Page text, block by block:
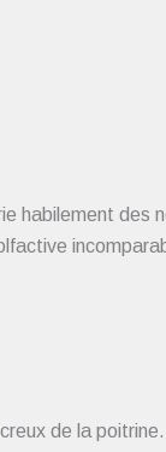
habilement des
de la poitrine.